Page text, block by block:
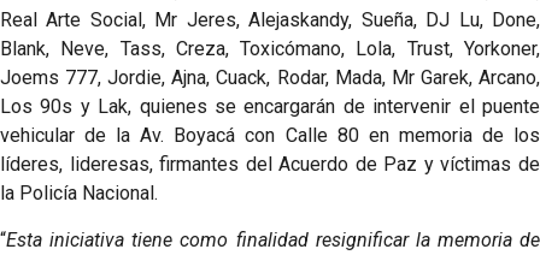
Real Arte Social, Mr Jeres, Alejaskandy, Sueña, DJ Lu, Done,
Blank, Neve, Tass, Creza, Toxicómano, Lola, Trust, Yorkoner,
Joems 777, Jordie, Ajna, Cuack, Rodar, Mada, Mr Garek, Arcano,
Los 90s y Lak, quienes se encargarán de intervenir el puente
vehicular de la Av. Boyacá con Calle 80 en memoria de los
líderes, lideresas, firmantes del Acuerdo de Paz y víctimas de
la Policía Nacional.
“Esta iniciativa tiene como finalidad resignificar la memoria de